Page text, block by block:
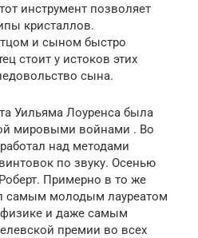
инструмент позволяет
кристаллов.
и сыном быстро
стоит у истоков этих
сына.
Уильяма Лоуренса была
мировыми войнами . Во
над методами
по звуку. Осенью
Примерно в то же
самым молодым лауреатом
и даже самым
премии во всех